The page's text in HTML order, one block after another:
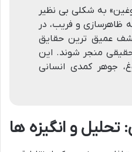
به شکلی بی نظیر
و فریب، در
عمیق ترین حقایق
منجر شوند. این
جوهر کمدی انسانی
و انگیزه ها